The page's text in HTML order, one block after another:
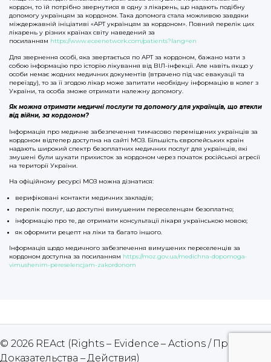
кордон, то їй потрібно звернутися в одну з лікарень, що надають подібну
допомогу українцям за кордоном. Така допомога стала можливою завдяки
міждержавній ініціативі «АРТ українцям за кордоном». Повний перелік цих
лікарень у різних країнах світу наведений за
посиланням https://www.eceenetwork.com/patients?lang=en
Для звернення особі, яка звертається по АРТ за кордоном, бажано мати з
собою інформацію про історію лікування від ВІЛ-інфекції. Але навіть якщо у
особи немає жодних медичних документів (втрачено під час евакуації та
переїзду), то за її згодою лікар може запитати необхідну інформацію в колег з
України, та особа зможе отримати належну допомогу.
Як можна отримати медичні послуги та допомогу для українців, що втекли
від війни, за кордоном?
Інформація про медичне забезпечення тимчасово переміщених українців за
кордоном відтепер доступна на сайті МОЗ. Більшість європейських країн
надають широкий спектр безоплатних медичних послуг для українців, які
змушені були шукати прихисток за кордоном через початок російської агресії
на території України.
На офіційному ресурсі МОЗ можна дізнатися:
верифіковані контакти медичних закладів;
перелік послуг, що доступні вимушеним переселенцям безоплатно;
інформацію про те, де отримати консультації лікаря українською мовою;
як оформити рецепт на ліки та багато іншого.
Інформація щодо медичного забезпечення вимушених переселенців за
кордоном доступна за посиланням https://moz.gov.ua/medichna-dopomoga-
vimushenim-pereselencjam-zakordonom
© 2026 REAct (Rights – Evidence – Actions / Права –
Доказательства – Действия)